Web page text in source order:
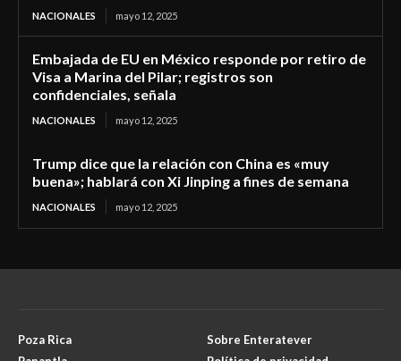
NACIONALES mayo 12, 2025
Embajada de EU en México responde por retiro de
Visa a Marina del Pilar; registros son
confidenciales, señala
NACIONALES mayo 12, 2025
Trump dice que la relación con China es «muy
buena»; hablará con Xi Jinping a fines de semana
NACIONALES mayo 12, 2025
Poza Rica
Sobre Enteratever